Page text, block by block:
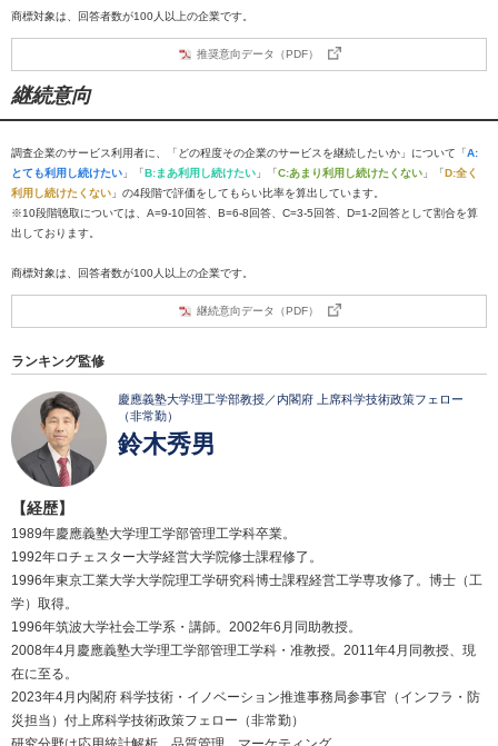
商標対象は、回答者数が100人以上の企業です。
推奨意向データ（PDF）
継続意向
調査企業のサービス利用者に、「どの程度その企業のサービスを継続したいか」について「A:
とても利用し続けたい 」「B:まあ利用し続けたい 」「C:あまり利用し続けたくない 」「D:全く
利用し続けたくない 」の4段階で評価をしてもらい比率を算出しています。
※10段階聴取については、A=9-10回答、B=6-8回答、C=3-5回答、D=1-2回答として割合を算
出しております。
商標対象は、回答者数が100人以上の企業です。
継続意向データ（PDF）
ランキング監修
慶應義塾大学理工学部教授／内閣府 上席科学技術政策フェロー
（非常勤）
鈴木秀男
【経歴】
1989年慶應義塾大学理工学部管理工学科卒業。
1992年ロチェスター大学経営大学院修士課程修了。
1996年東京工業大学大学院理工学研究科博士課程経営工学専攻修了。博士（工
学）取得。
1996年筑波大学社会工学系・講師。2002年6月同助教授。
2008年4月慶應義塾大学理工学部管理工学科・准教授。2011年4月同教授、現
在に至る。
2023年4月内閣府 科学技術・イノベーション推進事務局参事官（インフラ・防
災担当）付上席科学技術政策フェロー（非常勤）